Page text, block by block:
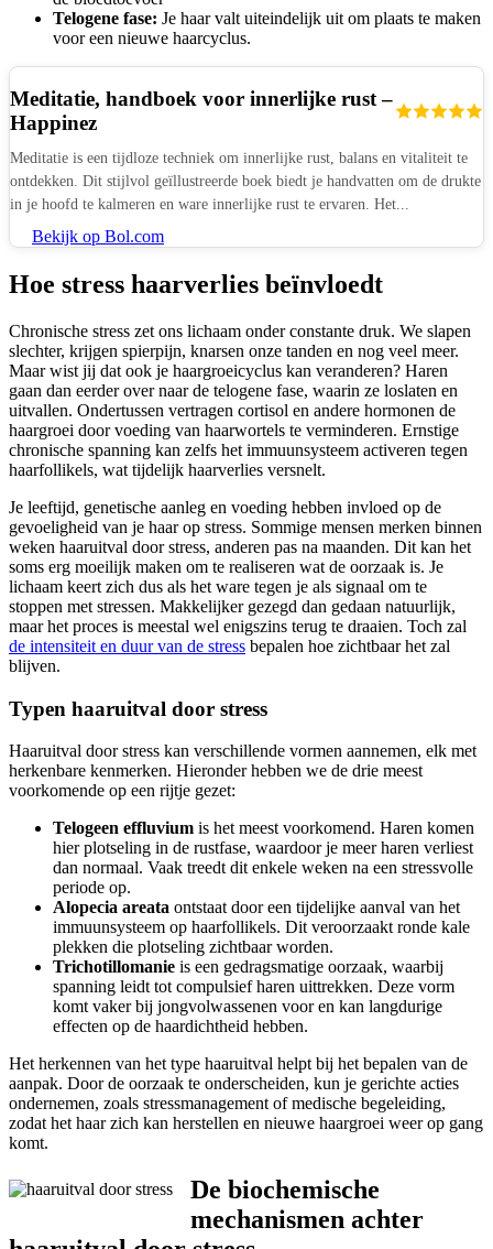
Telogene fase: Je haar valt uiteindelijk uit om plaats te maken
voor een nieuwe haarcyclus.
Meditatie, handboek voor innerlijke rust –
Happinez
Meditatie is een tijdloze techniek om innerlijke rust, balans en vitaliteit te
ontdekken. Dit stijlvol geïllustreerde boek biedt je handvatten om de drukte
in je hoofd te kalmeren en ware innerlijke rust te ervaren. Het...
Bekijk op Bol.com
Hoe stress haarverlies beïnvloedt
Chronische stress zet ons lichaam onder constante druk. We slapen
slechter, krijgen spierpijn, knarsen onze tanden en nog veel meer.
Maar wist jij dat ook je haargroeicyclus kan veranderen? Haren
gaan dan eerder over naar de telogene fase, waarin ze loslaten en
uitvallen. Ondertussen vertragen cortisol en andere hormonen de
haargroei door voeding van haarwortels te verminderen. Ernstige
chronische spanning kan zelfs het immuunsysteem activeren tegen
haarfollikels, wat tijdelijk haarverlies versnelt.
Je leeftijd, genetische aanleg en voeding hebben invloed op de
gevoeligheid van je haar op stress. Sommige mensen merken binnen
weken haaruitval door stress, anderen pas na maanden. Dit kan het
soms erg moeilijk maken om te realiseren wat de oorzaak is. Je
lichaam keert zich dus als het ware tegen je als signaal om te
stoppen met stressen. Makkelijker gezegd dan gedaan natuurlijk,
maar het proces is meestal wel enigszins terug te draaien. Toch zal
de intensiteit en duur van de stress bepalen hoe zichtbaar het zal
blijven.
Typen haaruitval door stress
Haaruitval door stress kan verschillende vormen aannemen, elk met
herkenbare kenmerken. Hieronder hebben we de drie meest
voorkomende op een rijtje gezet:
Telogeen effluvium is het meest voorkomend. Haren komen
hier plotseling in de rustfase, waardoor je meer haren verliest
dan normaal. Vaak treedt dit enkele weken na een stressvolle
periode op.
Alopecia areata ontstaat door een tijdelijke aanval van het
immuunsysteem op haarfollikels. Dit veroorzaakt ronde kale
plekken die plotseling zichtbaar worden.
Trichotillomanie is een gedragsmatige oorzaak, waarbij
spanning leidt tot compulsief haren uittrekken. Deze vorm
komt vaker bij jongvolwassenen voor en kan langdurige
effecten op de haardichtheid hebben.
Het herkennen van het type haaruitval helpt bij het bepalen van de
aanpak. Door de oorzaak te onderscheiden, kun je gerichte acties
ondernemen, zoals stressmanagement of medische begeleiding,
zodat het haar zich kan herstellen en nieuwe haargroei weer op gang
komt.
De biochemische
mechanismen achter